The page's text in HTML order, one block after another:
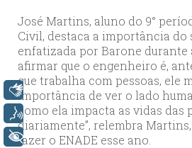
José Martins, aluno do 9°
Civil, destaca a importância do
enfatizada por Barone durante
afirmar que o engenheiro é,
que trabalha com pessoas, ele
importância de ver o lado
como ela impacta as vidas das
diariamente”, relembra
fazer o ENADE esse ano.
Libras
Voz
+ Acessibilidade